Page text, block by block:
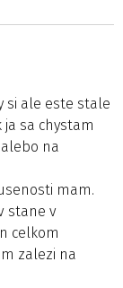
si ale este stale
sa chystam
na
mam.
stane v
celkom
zalezi na